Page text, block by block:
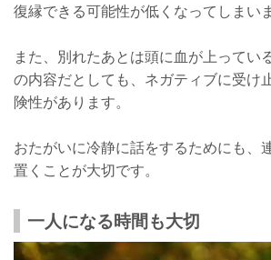
復縁できる可能性が低くなってしまいま
また、別れたあとは頭に血が上ってい
の内容だとしても、ネガティブに受け
険性があります。
おたがいに冷静に話をするためにも、
置くことが大切です。
一人になる時間も大切